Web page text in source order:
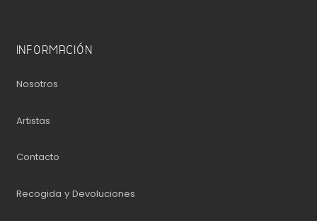
INFORMACIÓN
Nosotros
Artistas
Contacto
Recogida y Devoluciones